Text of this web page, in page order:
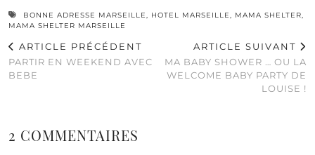
BONNE ADRESSE MARSEILLE, HOTEL MARSEILLE, MAMA SHELTER,
MAMA SHELTER MARSEILLE
ARTICLE PRÉCÉDENT
PARTIR EN WEEKEND AVEC
BEBE
ARTICLE SUIVANT
MA BABY SHOWER … OU LA
WELCOME BABY PARTY DE
LOUISE !
2 COMMENTAIRES